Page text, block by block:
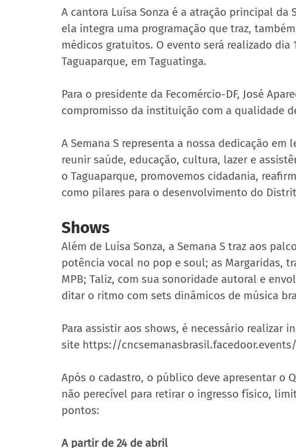
A cantora Luísa Sonza é a atração principal da
ela integra uma programação que traz,
médicos gratuitos. O evento será realizado dia
Taguaparque, em Taguatinga.
Para o presidente da Fecomércio-DF, José
compromisso da instituição com a qualidade
A Semana S representa a nossa dedicação
reunir saúde, educação, cultura, lazer e
o Taguaparque, promovemos cidadania,
como pilares para o desenvolvimento do
Shows
Além de Luísa Sonza, a Semana S traz aos
potência vocal no pop e soul; as Margaridas,
MPB; Taliz, com sua sonoridade autoral e
ditar o ritmo com sets dinâmicos de música
Para assistir aos shows, é necessário realizar
site https://
Após o cadastro, o público deve apresentar o
não perecível para retirar o ingresso físico,
pontos:
A partir de 24 de abril